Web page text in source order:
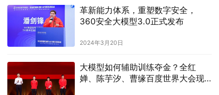
革新能力体系，重塑数字安全，
360安全大模型3.0正式发布
2024年3月20日
大模型如何辅助训练夺金？全红
婵、陈芋汐、曹缘百度世界大会现